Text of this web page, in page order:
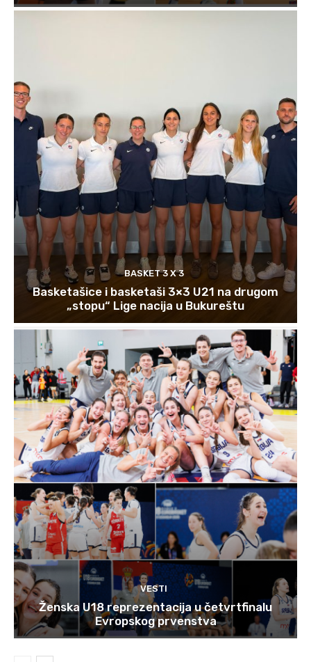
BASKET 3 X 3
Basketašice i basketaši 3×3 U21 na drugom
„stopu“ Lige nacija u Bukureštu
VESTI
Ženska U18 reprezentacija u četvrtfinalu
Evropskog prvenstva